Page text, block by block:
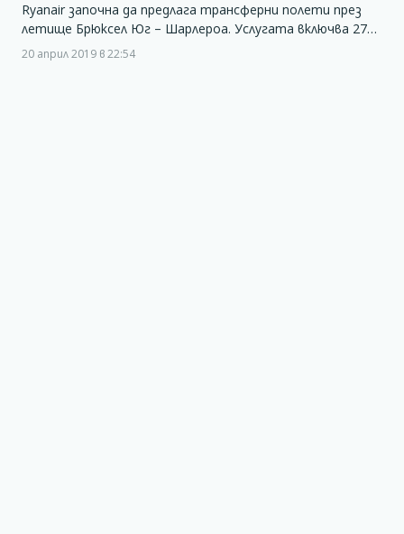
Ryanair започна да предлага трансферни полети през
летище Брюксел Юг – Шарлероа. Услугата включва 27…
20 април 2019 в 22:54